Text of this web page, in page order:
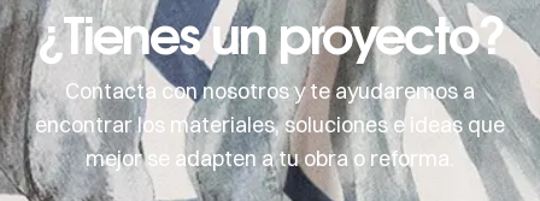
¿Tienes un proyecto?
Contacta con nosotros y te ayudaremos a
encontrar los materiales, soluciones e ideas que
mejor se adapten a tu obra o reforma.